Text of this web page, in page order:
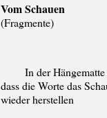
Vom Schauen
(Fragmente)
In der Hängematte
dass die Worte das
wieder herstellen